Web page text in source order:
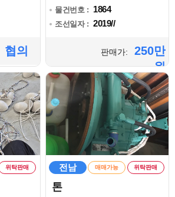
협의
물건번호 : 1864
조선일자 : 2019//
판매가:
250만
원
위탁판매 전남 매매가능 위탁판매
톤